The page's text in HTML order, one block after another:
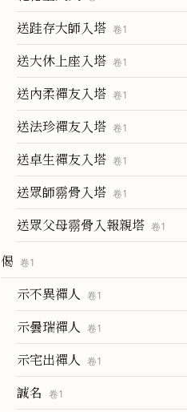
送跬存大師入塔 卷1
送大休上座入塔 卷1
送內柔禪友入塔 卷1
送法珍禪友入塔 卷1
送卓生禪友入塔 卷1
送眾師霛骨入塔 卷1
送眾父母霛骨入報親塔 卷1
偈 卷1
示不異禪人 卷1
示曇瑞禪人 卷1
示宅出禪人 卷1
誠名 卷1